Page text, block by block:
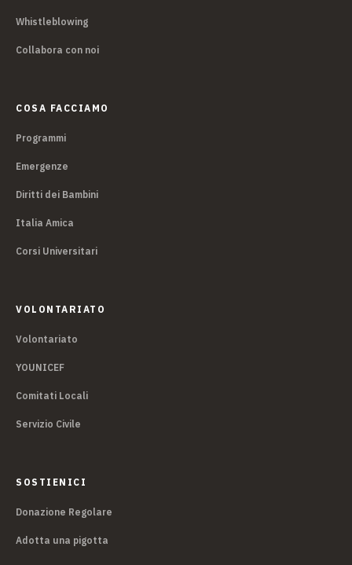
Whistleblowing
Collabora con noi
COSA FACCIAMO
Programmi
Emergenze
Diritti dei Bambini
Italia Amica
Corsi Universitari
VOLONTARIATO
Volontariato
YOUNICEF
Comitati Locali
Servizio Civile
SOSTIENICI
Donazione Regolare
Adotta una pigotta